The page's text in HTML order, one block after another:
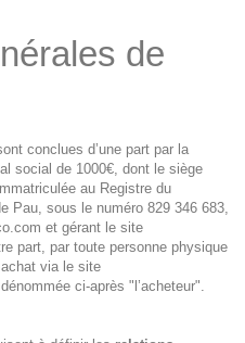
de
conclues d’une part par la
social de 1000€, dont le siège
au Registre du
Pau, sous le numéro 829 346 683,
et gérant le site
part, par toute personne physique
via le site
dénommée ci-après "l’acheteur".